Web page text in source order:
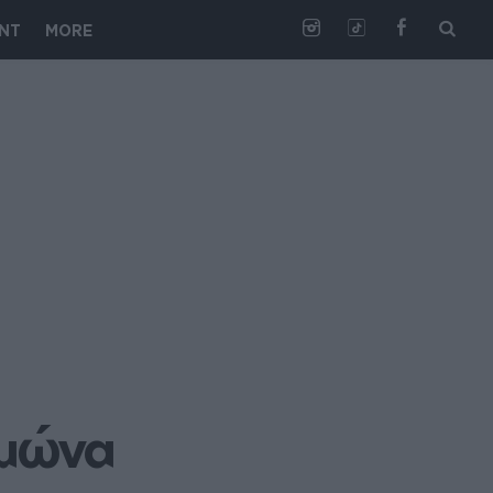
MORE